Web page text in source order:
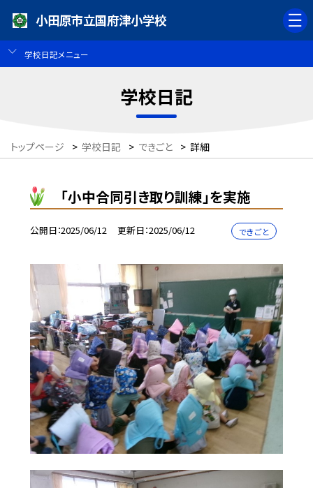
小田原市立国府津小学校
学校日記メニュー
学校日記
トップページ > 学校日記 > できごと > 詳細
「小中合同引き取り訓練」を実施
公開日 2025/06/12 更新日 2025/06/12 できごと